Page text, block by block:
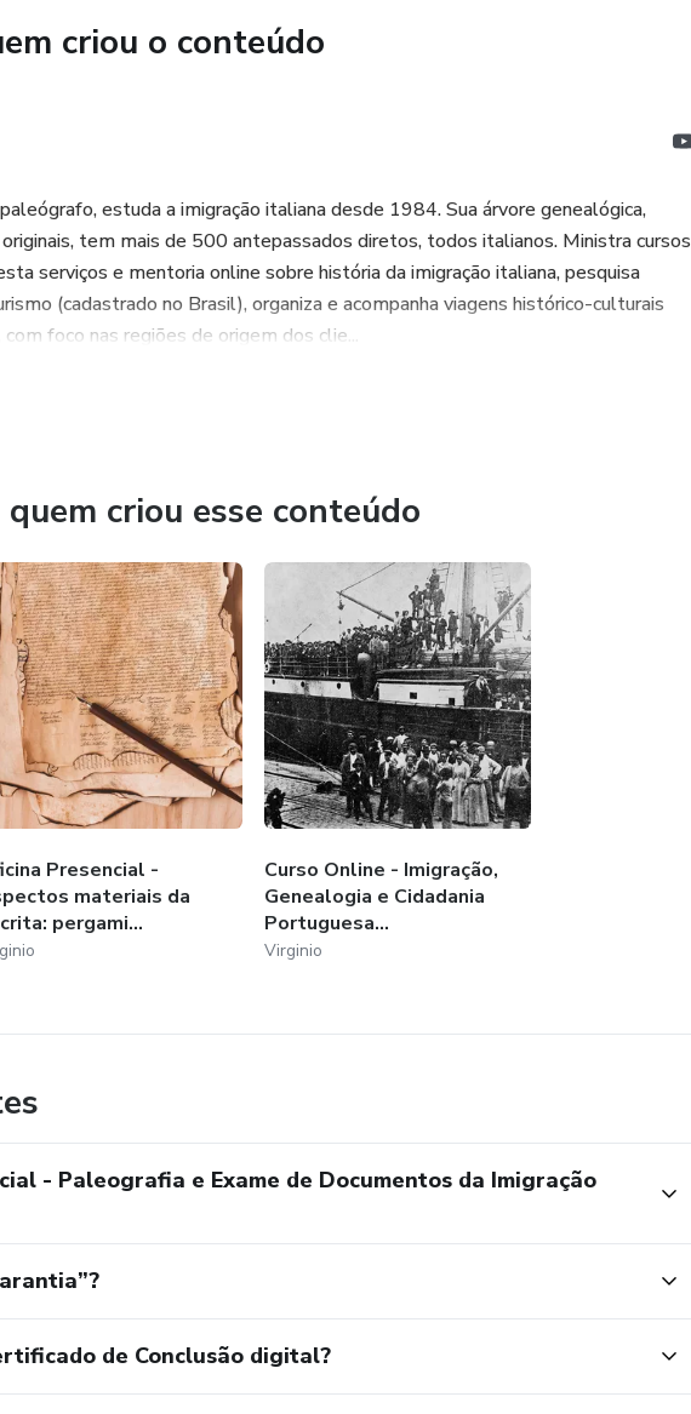
criou o conteúdo
estuda a imigração italiana desde 1984. Sua árvore genealógica,
tem mais de 500 antepassados diretos, todos italianos. Ministra cursos
serviços e mentoria online sobre história da imigração italiana, pesquisa
(cadastrado no Brasil), organiza e acompanha viagens histórico-culturais
foco nas regiões de origem dos clie...
criou esse conteúdo
Presencial -
materiais da
pergami...
Curso Online - Imigração,
Genealogia e Cidadania
Portuguesa...
Virginio
- Paleografia e Exame de Documentos da Imigração
de Conclusão digital?